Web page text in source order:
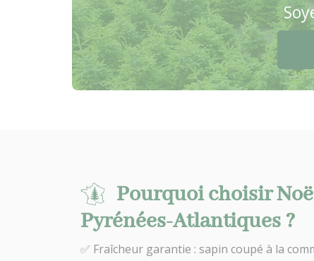
Pourquoi choisir
Pyrénées-Atlantiques ?
✅ Fraîcheur garantie : sapin coupé à la